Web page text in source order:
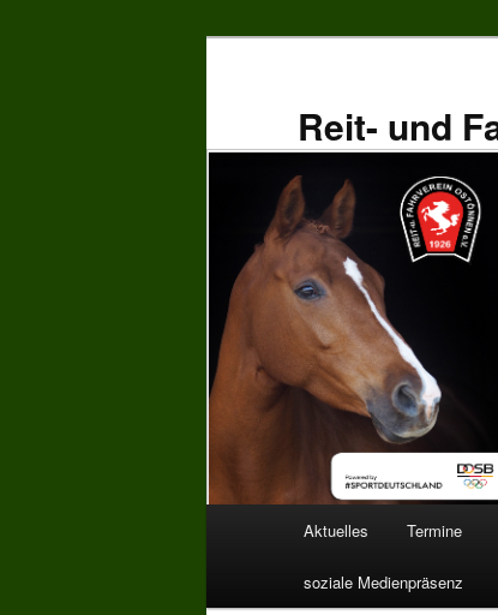
Reit- und
Aktuelles Termine
soziale Medienpräsenz